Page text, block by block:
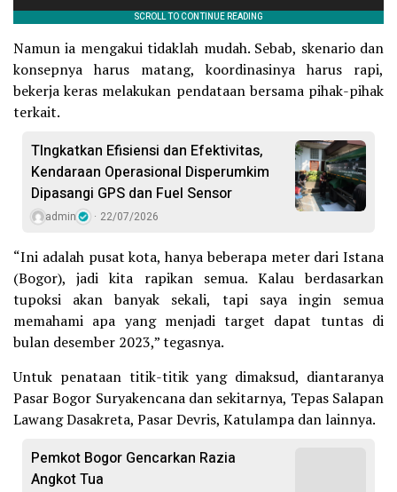
Namun ia mengakui tidaklah mudah. Sebab, skenario dan
konsepnya harus matang, koordinasinya harus rapi,
bekerja keras melakukan pendataan bersama pihak-pihak
terkait.
TIngkatkan Efisiensi dan Efektivitas,
Kendaraan Operasional Disperumkim
Dipasangi GPS dan Fuel Sensor
admin 22/07/2026
“Ini adalah pusat kota, hanya beberapa meter dari Istana
(Bogor), jadi kita rapikan semua. Kalau berdasarkan
tupoksi akan banyak sekali, tapi saya ingin semua
memahami apa yang menjadi target dapat tuntas di
bulan desember 2023,” tegasnya.
Untuk penataan titik-titik yang dimaksud, diantaranya
Pasar Bogor Suryakencana dan sekitarnya, Tepas Salapan
Lawang Dasakreta, Pasar Devris, Katulampa dan lainnya.
Pemkot Bogor Gencarkan Razia
Angkot Tua